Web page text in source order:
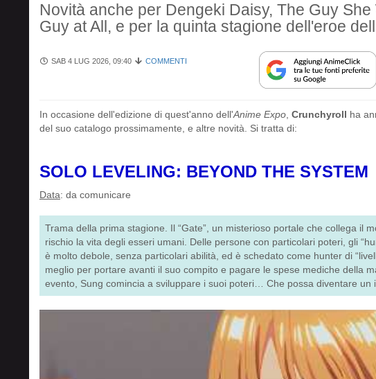
Novità anche per Dengeki Daisy, The Guy
Guy at All, e per la quinta stagione dell'eroe
SAB 4 LUG 2026, 09:40 COMMENTI
In occasione dell'edizione di quest'anno dell'Anime Expo Crunchyroll ha
del suo catalogo prossimamente, e altre novità. Si tratta di:
SOLO LEVELING: BEYOND THE SYSTEM
Data: da comunicare
Trama della prima stagione. Il “Gate”, un misterioso portale che collega il
rischio la vita degli esseri umani. Delle persone con particolari poteri, gli
è molto debole, senza particolari abilità, ed è schedato come hunter di
meglio per portare avanti il suo compito e pagare le spese mediche della
evento, Sung comincia a sviluppare i suoi poteri… Che possa diventare un